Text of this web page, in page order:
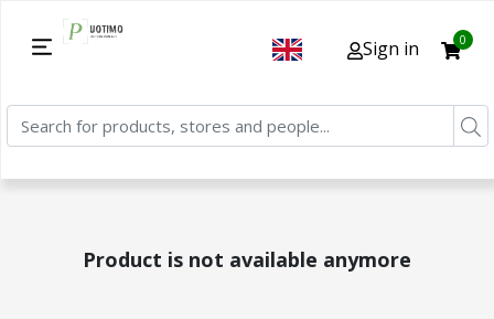
Sign in 0
Product is not available anymore